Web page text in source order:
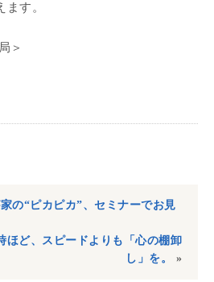
す。
＞
の“ピカピカ”、セミナーでお見
ほど、スピードよりも「心の棚卸
し」を。
»